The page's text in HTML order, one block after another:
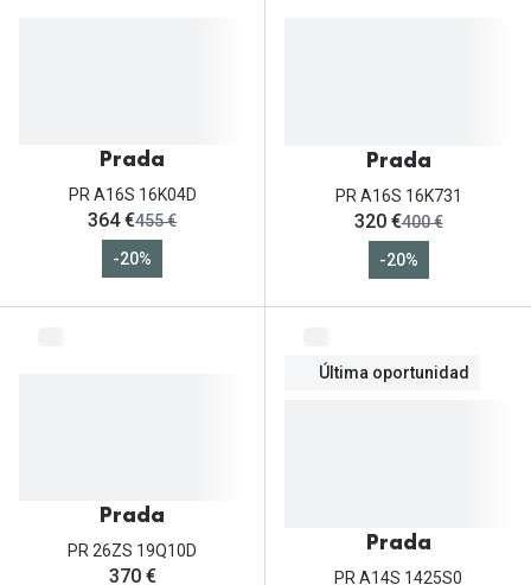
Prada
PR A16S 16K04D
ahora:
364 €antes:
455 €
-20%
Prada
PR A16S 16K731
ahora:
320 €antes:
400 €
-20%
Prada
PR 26ZS 19Q10D
370 €
Última oportunidad
Prada
PR A14S 1425S0